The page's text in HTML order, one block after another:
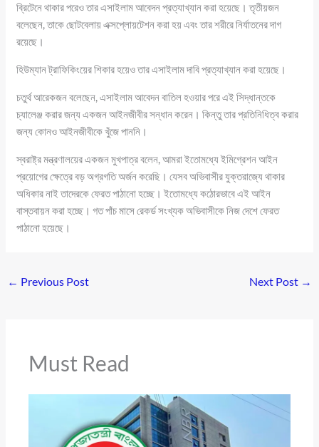
ব্রিটেনে থাকার পরেও তার এসাইলাম আবেদন প্রত্যাখ্যান করা হয়েছে। তৃতীয়জন
বলেছেন, তাকে ছোটবেলায় এক্সপ্লোয়টেশন করা হয় এবং তার শরীরে নির্যাতনের দাগ
রয়েছে।
হিউম্যান ট্রাফিকিংয়ের শিকার হয়েও তার এসাইলাম দাবি প্রত্যাখ্যান করা হয়েছে।
চতুর্থ আরেকজন বলেছেন, এসাইলাম আবেদন বাতিল হওয়ার পরে এই সিদ্ধান্তকে
চ্যালেঞ্জ করার জন্য একজন আইনজীবীর সন্ধান করেন। কিন্তু তার প্রতিনিধিত্ব করার
জন্য কোনও আইনজীবীকে খুঁজে পাননি।
স্বরাষ্ট্র মন্ত্রণালয়ের একজন মুখপাত্র বলেন, আমরা ইতোমধ্যে ইমিগ্রেশন আইন
প্রয়োগের ক্ষেত্রে বড় অগ্রগতি অর্জন করেছি। যেসব অভিবাসীর যুক্তরাজ্যে থাকার
অধিকার নাই তাদেরকে ফেরত পাঠানো হচ্ছে। ইতোমধ্যে কঠোরভাবে এই আইন
বাস্তবায়ন করা হচ্ছে। গত পাঁচ মাসে রেকর্ড সংখ্যক অভিবাসীকে নিজ দেশে ফেরত
পাঠানো হয়েছে।
← Previous Post Next Post →
Must Read